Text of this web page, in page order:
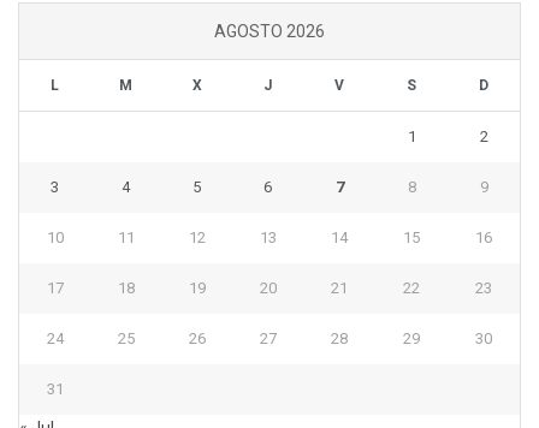
AGOSTO 2026
L M X J V S D
1 2
3 4 5 6 7 8 9
10 11 12 13 14 15 16
17 18 19 20 21 22 23
24 25 26 27 28 29 30
31